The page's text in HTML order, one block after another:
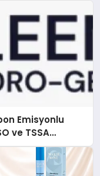
Emisyonlu
ve TSSA